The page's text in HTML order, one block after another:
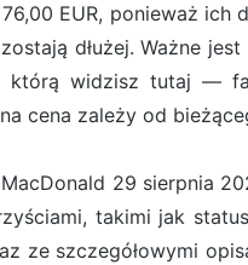
EUR, ponieważ
dłużej. Ważne
którą widzisz tutaj —
cena zależy od
29 sierpnia
takimi jak
ze szczegółowymi